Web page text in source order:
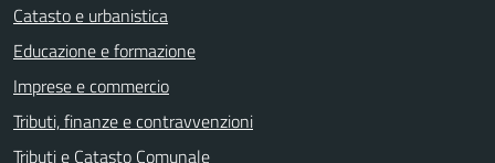
Catasto e urbanistica
Educazione e formazione
Imprese e commercio
Tributi, finanze e contravvenzioni
Tributi e Catasto Comunale